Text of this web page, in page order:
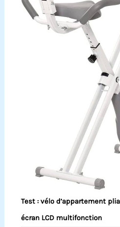
Test : vélo d’appartement
écran LCD multifonction